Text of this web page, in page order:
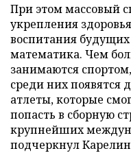
При этом массовый
укрепления
воспитания
математика. Чем
занимаются
среди них появятся
атлеты, которые
попасть в сборную
крупнейших
подчеркнул